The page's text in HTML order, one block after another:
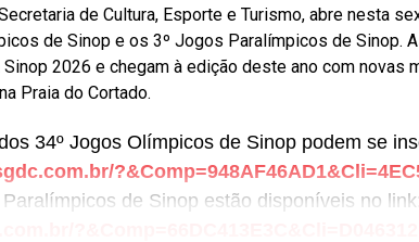
de Cultura, Esporte e Turismo, abre nesta
de Sinop e os 3º Jogos Paralímpicos de Sinop.
2026 e chegam à edição deste ano com novas
Praia do Cortado.
34º Jogos Olímpicos de Sinop podem se
de Sinop estão disponíveis no link: